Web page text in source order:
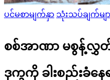
Posted
in
ပင်မစာမျက်နှာ သုံးသပ်ချက်မျာ
စစ်အာဏာ မစွန့်လွှ
ဒုက္ခကို ခါးစည်းခံန